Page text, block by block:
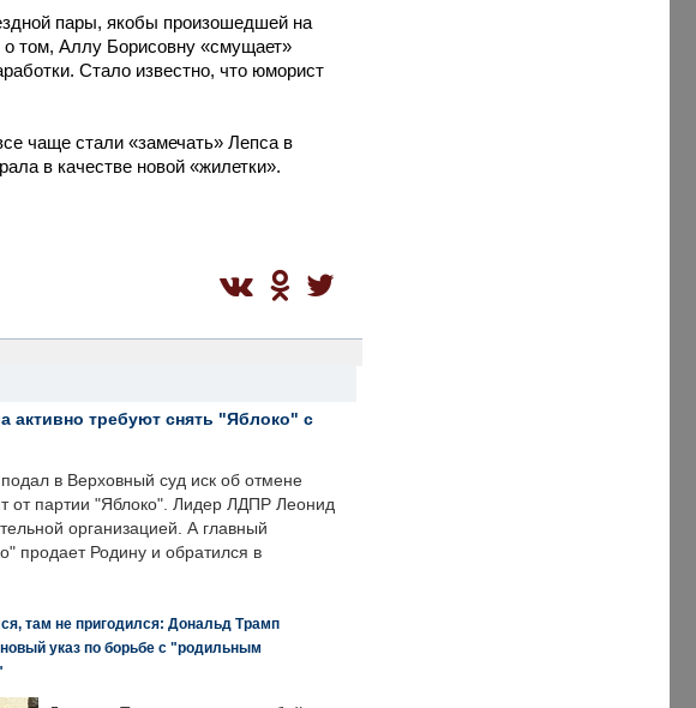
пары, якобы произошедшей на
том, Аллу Борисовну «смущает»
Стало известно, что юморист
чаще стали «замечать» Лепса в
в качестве новой «жилетки».
активно требуют снять "Яблоко" с
в Верховный суд иск об отмене
от партии "Яблоко". Лидер ЛДПР Леонид
организацией. А главный
продает Родину и обратился в
там не пригодился: Дональд Трамп
указ по борьбе с "родильным